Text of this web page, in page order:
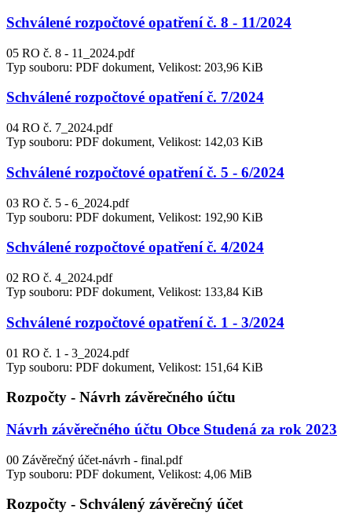
Schválené rozpočtové opatření č. 8 - 11/2024
05 RO č. 8 - 11_2024.pdf
Typ souboru: PDF dokument, Velikost: 203,96 KiB
Schválené rozpočtové opatření č. 7/2024
04 RO č. 7_2024.pdf
Typ souboru: PDF dokument, Velikost: 142,03 KiB
Schválené rozpočtové opatření č. 5 - 6/2024
03 RO č. 5 - 6_2024.pdf
Typ souboru: PDF dokument, Velikost: 192,90 KiB
Schválené rozpočtové opatření č. 4/2024
02 RO č. 4_2024.pdf
Typ souboru: PDF dokument, Velikost: 133,84 KiB
Schválené rozpočtové opatření č. 1 - 3/2024
01 RO č. 1 - 3_2024.pdf
Typ souboru: PDF dokument, Velikost: 151,64 KiB
Rozpočty - Návrh závěrečného účtu
Návrh závěrečného účtu Obce Studená za rok 2023
00 Závěrečný účet-návrh - final.pdf
Typ souboru: PDF dokument, Velikost: 4,06 MiB
Rozpočty - Schválený závěrečný účet